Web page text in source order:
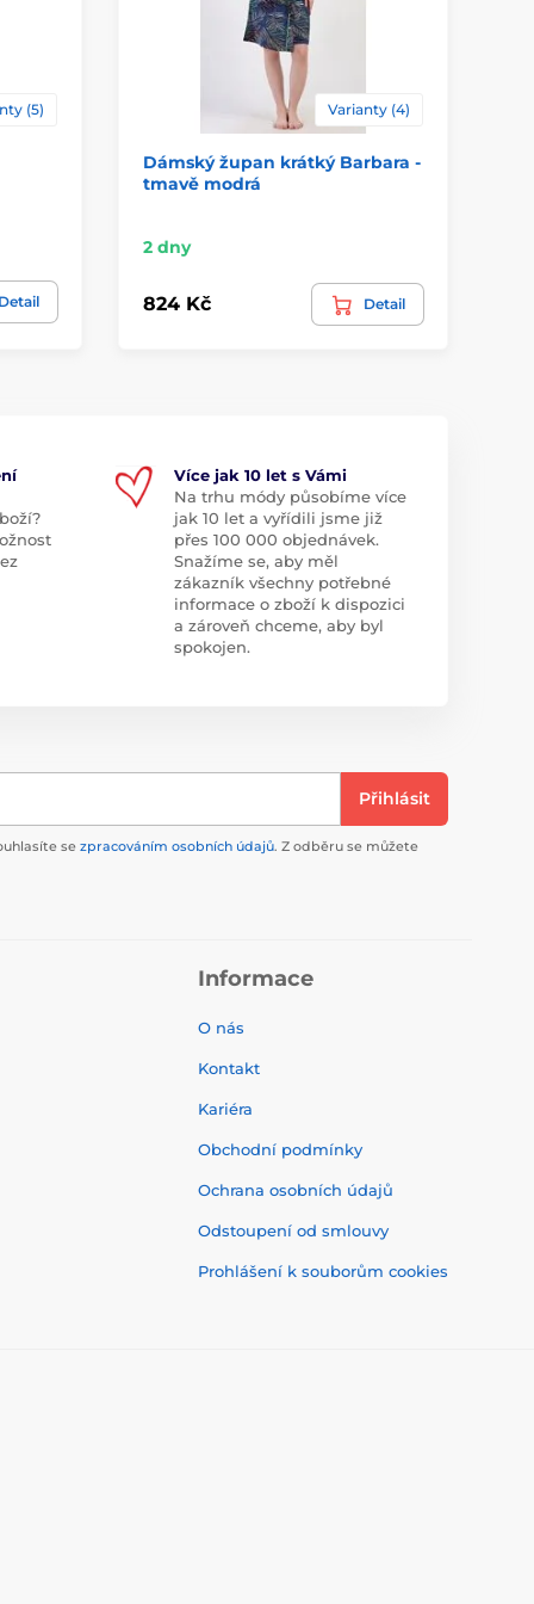
(5)
Detail
Varianty (4)
Dámský župan krátký Barbara -
tmavě modrá
2 dny
824 Kč Detail
Více jak 10 let s Vámi
Na trhu módy působíme více
jak 10 let a vyřídili jsme již
přes 100 000 objednávek.
Snažíme se, aby měl
zákazník všechny potřebné
informace o zboží k dispozici
a zároveň chceme, aby byl
spokojen.
Přihlásit
se zpracováním osobních údajů. Z odběru se můžete
Informace
O nás
Kontakt
Kariéra
Obchodní podmínky
Ochrana osobních údajů
Odstoupení od smlouvy
Prohlášení k souborům cookies